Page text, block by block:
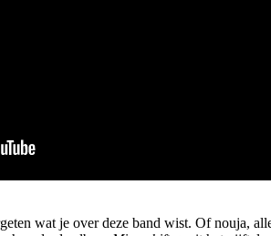
wat je over deze band wist. Of nouja,